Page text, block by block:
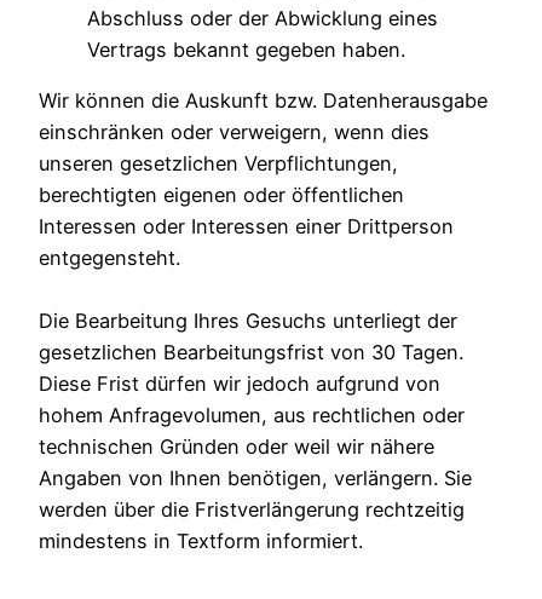
Abschluss oder der Abwicklung eines
Vertrags bekannt gegeben haben.
Wir können die Auskunft bzw. Datenherausgabe
einschränken oder verweigern, wenn dies
unseren gesetzlichen Verpflichtungen,
berechtigten eigenen oder öffentlichen
Interessen oder Interessen einer Drittperson
entgegensteht.
Die Bearbeitung Ihres Gesuchs unterliegt der
gesetzlichen Bearbeitungsfrist von 30 Tagen.
Diese Frist dürfen wir jedoch aufgrund von
hohem Anfragevolumen, aus rechtlichen oder
technischen Gründen oder weil wir nähere
Angaben von Ihnen benötigen, verlängern. Sie
werden über die Fristverlängerung rechtzeitig
mindestens in Textform informiert.